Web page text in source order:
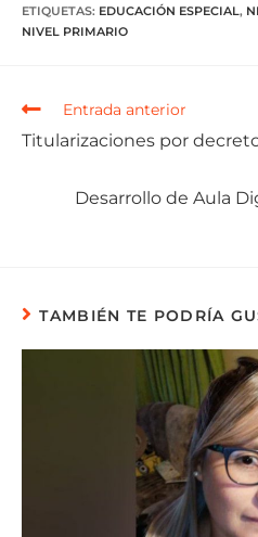
ETIQUETAS: EDUCACIÓN ESPECIAL,
NIVEL PRIMARIO
Entrada anterior
Titularizaciones por
Desarrollo de Aula
TAMBIÉN TE PODRÍA